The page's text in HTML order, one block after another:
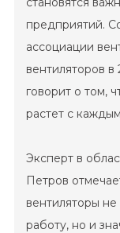
предприятий.
ассоциации
вентиляторов в
говорит о том,
растет с
Эксперт в
Петров
вентиляторы
работу, но и